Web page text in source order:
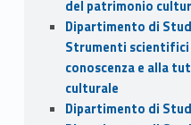
del patrimonio
Dipartimento di
Strumenti
conoscenza e alla
culturale
Dipartimento di